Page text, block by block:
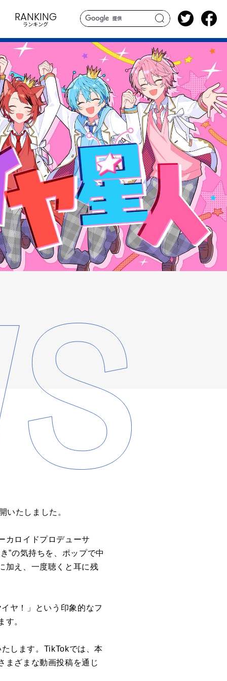
search
RANKING
ランキング
いたしました。
カロイドプロデューサ
”の気持ちを、ポップで中
加え、一度聴くと耳に残
ヤ！」という印象的なフ
す。
します。TikTokでは、本
まざまな動画投稿を通じ